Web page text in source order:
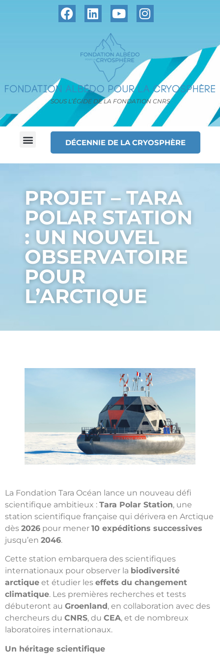
SOUS L’ÉGIDE DE LA FONDATION CNRS
DÉCENNIE DE LA CRYOSPHÈRE
PROJET – TARA
POLAR STATION
: UN NOUVEL
OBSERVATOIRE
POUR
L’ARCTIQUE
La Fondation Tara Océan lance un nouveau défi
scientifique ambitieux : Tara Polar Station, une
station scientifique française qui dérivera en Arctique
dès 2026 pour mener 10 expéditions successives
jusqu’en 2046.
Cette station embarquera des scientifiques
internationaux pour observer la biodiversité
arctique et étudier les effets du changement
climatique. Les premières recherches et tests
débuteront au Groenland, en collaboration avec des
chercheurs du CNRS, du CEA, et de nombreux
laboratoires internationaux.
Un héritage scientifique